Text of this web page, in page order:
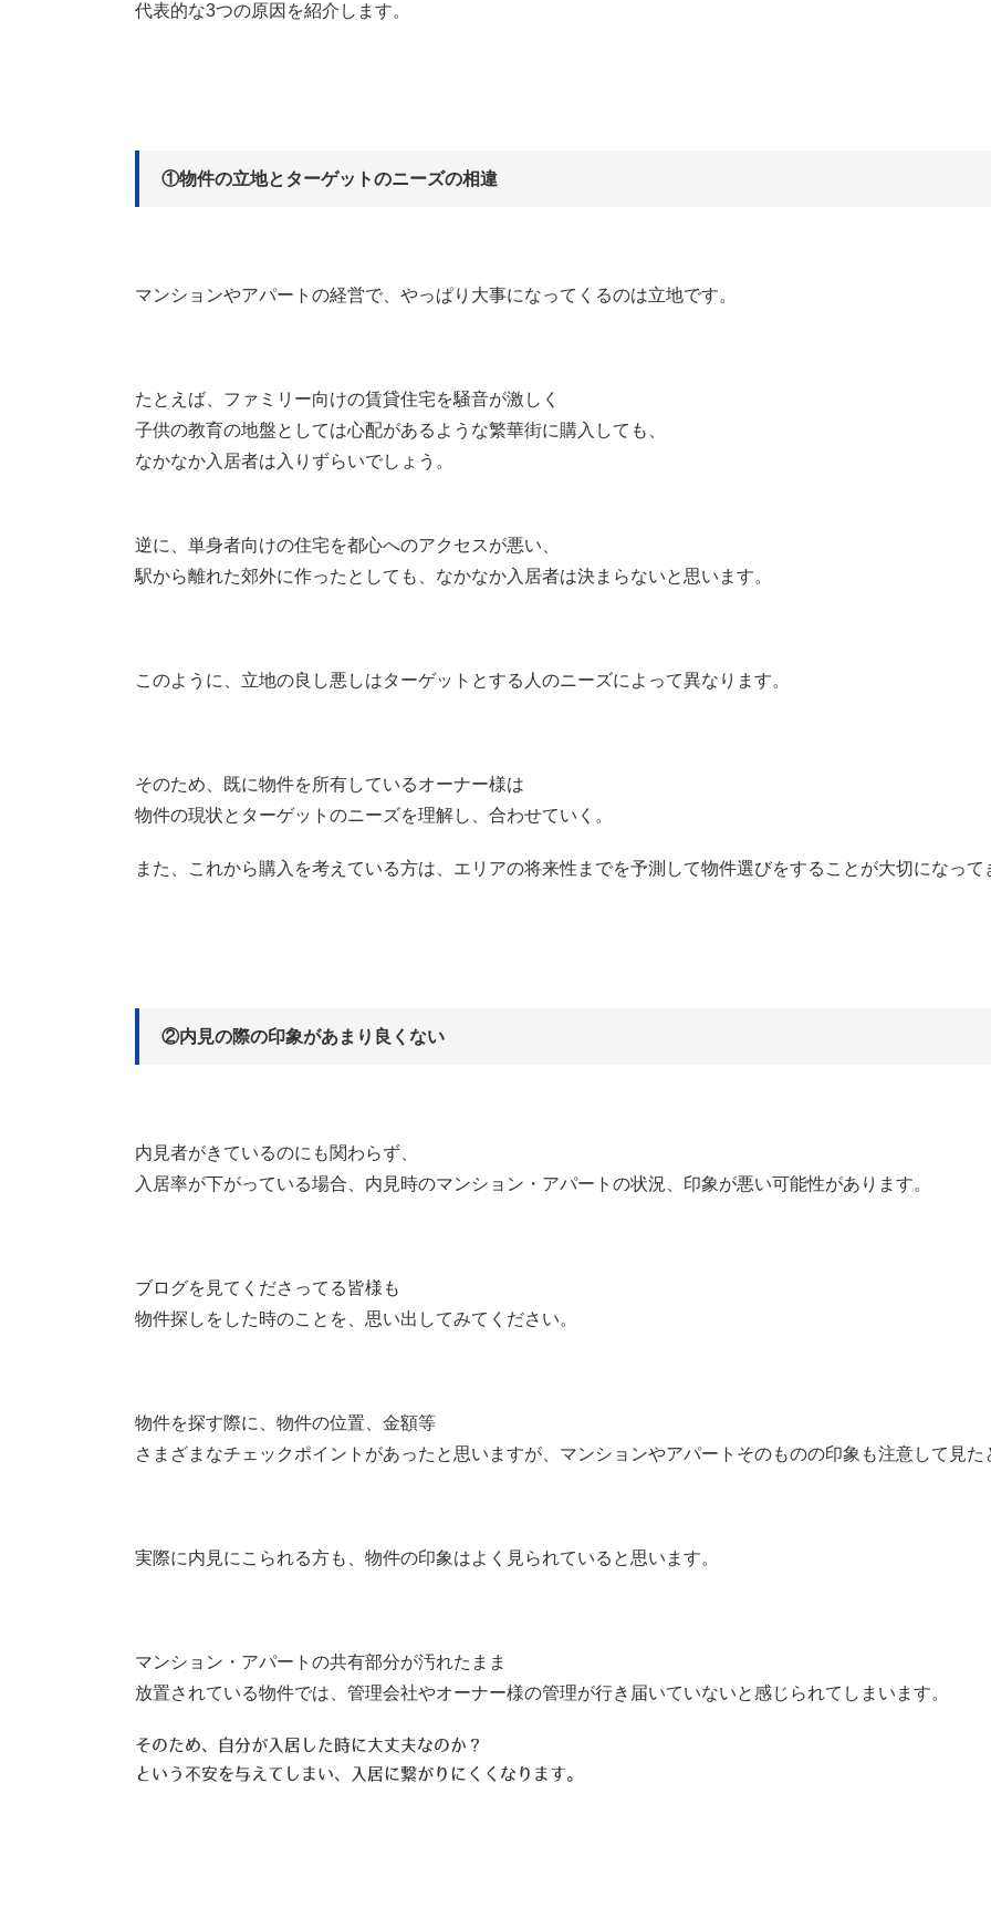
代表的な3つの原因を紹介します。
①物件の立地とターゲットのニーズの相違
マンションやアパートの経営で、やっぱり大事になってくるのは立地です。
たとえば、ファミリー向けの賃貸住宅を騒音が激しく
子供の教育の地盤としては心配があるような繁華街に購入しても、
なかなか入居者は入りずらいでしょう。
逆に、単身者向けの住宅を都心へのアクセスが悪い、
駅から離れた郊外に作ったとしても、なかなか入居者は決まらないと思います。
このように、立地の良し悪しはターゲットとする人のニーズによって異なります。
そのため、既に物件を所有しているオーナー様は
物件の現状とターゲットのニーズを理解し、合わせていく。
また、これから購入を考えている方は、エリアの将来性までを予測して物件選びをすることが大切になって
②内見の際の印象があまり良くない
内見者がきているのにも関わらず、
入居率が下がっている場合、内見時のマンション・アパートの状況、印象が悪い可能性があります。
ブログを見てくださってる皆様も
物件探しをした時のことを、思い出してみてください。
物件を探す際に、物件の位置、金額等
さまざまなチェックポイントがあったと思いますが、マンションやアパートそのものの印象も注意して見た
実際に内見にこられる方も、物件の印象はよく見られていると思います。
マンション・アパートの共有部分が汚れたまま
放置されている物件では、管理会社やオーナー様の管理が行き届いていないと感じられてしまいます。
そのため、自分が入居した時に大丈夫なのか？
という不安を与えてしまい、入居に繋がりにくくなります。